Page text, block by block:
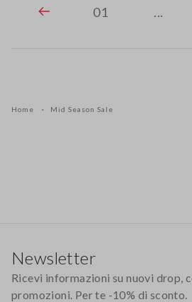
01 ...
Home Mid Season Sale
Newsletter
Ricevi informazioni su nuovi drop,
promozioni. Per te -10% di sconto.